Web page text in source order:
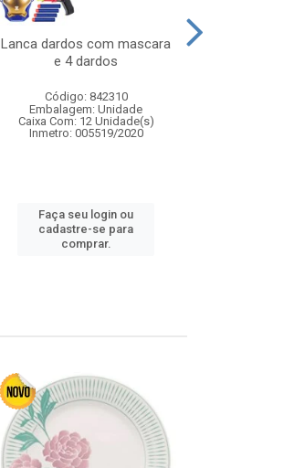
Lanca dardos com mascara
e 4 dardos
Código: 842310
Embalagem: Unidade
Caixa Com: 12 Unidade(s)
Inmetro: 005519/2020
Faça seu login ou
cadastre-se para
comprar.